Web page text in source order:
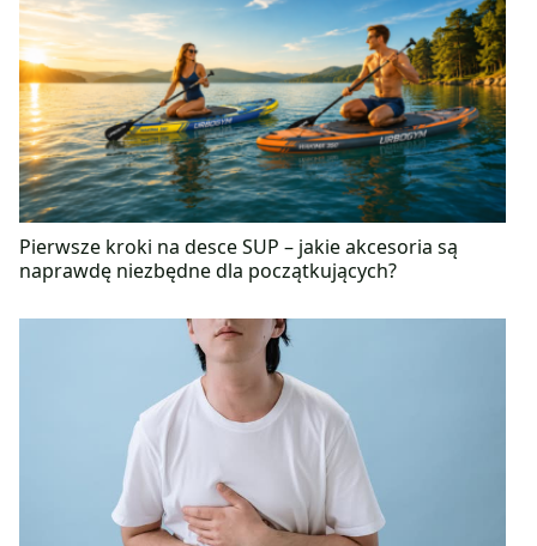
Pierwsze kroki na desce SUP – jakie akcesoria są
naprawdę niezbędne dla początkujących?